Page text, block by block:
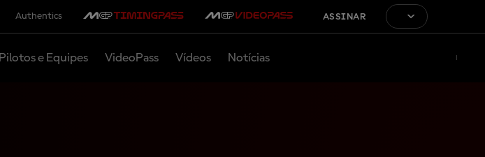
Authentics ASSINAR
Pilotos e Equipes VideoPass Vídeos Notícias